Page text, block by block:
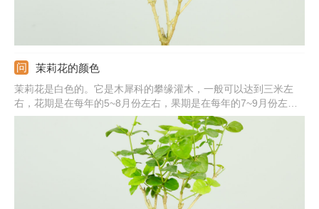
茉莉花的颜色
茉莉花是白色的。它是木犀科的攀缘灌木，一般可以达到三米左
右，花期是在每年的5~8月份左右，果期是在每年的7~9月份左
右，它喜欢湿润通风良好的环境，并且喜欢微酸性的土壤。茉莉花
喜肥，在6月份至9月份的开花期，要施加一定量的含磷液肥，除此
之外，还要注意病虫害的防治。